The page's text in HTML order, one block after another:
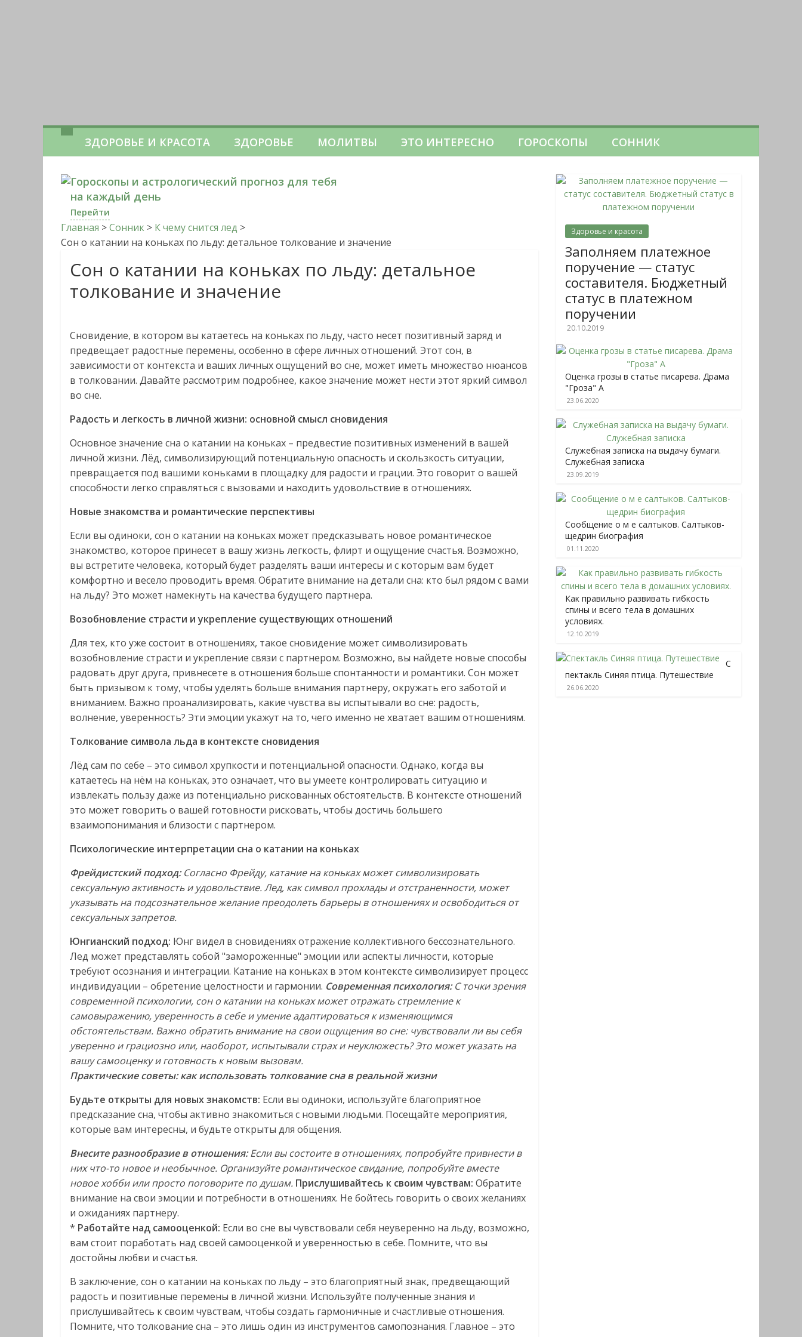
ЗДОРОВЬЕ И КРАСОТА ЗДОРОВЬЕ МОЛИТВЫ ЭТО ИНТЕРЕСНО ГОРОСКОПЫ СОННИК
Гороскопы и астрологический прогноз для тебя
на каждый день
Перейти
Главная >Сонник > К чему снится лед >
Сон о катании на коньках по льду: детальное толкование и значение
Сон о катании на коньках по льду: детальное
толкование и значение
Сновидение, в котором вы катаетесь на коньках по льду, часто несет позитивный заряд и
предвещает радостные перемены, особенно в сфере личных отношений. Этот сон, в
зависимости от контекста и ваших личных ощущений во сне, может иметь множество нюансов
в толковании. Давайте рассмотрим подробнее, какое значение может нести этот яркий символ
во сне.
Радость и легкость в личной жизни: основной смысл сновидения
Основное значение сна о катании на коньках – предвестие позитивных изменений в вашей
личной жизни. Лёд, символизирующий потенциальную опасность и скользкость ситуации,
превращается под вашими коньками в площадку для радости и грации. Это говорит о вашей
способности легко справляться с вызовами и находить удовольствие в отношениях.
Новые знакомства и романтические перспективы
Если вы одиноки, сон о катании на коньках может предсказывать новое романтическое
знакомство, которое принесет в вашу жизнь легкость, флирт и ощущение счастья. Возможно,
вы встретите человека, который будет разделять ваши интересы и с которым вам будет
комфортно и весело проводить время. Обратите внимание на детали сна: кто был рядом с вами
на льду? Это может намекнуть на качества будущего партнера.
Возобновление страсти и укрепление существующих отношений
Для тех, кто уже состоит в отношениях, такое сновидение может символизировать
возобновление страсти и укрепление связи с партнером. Возможно, вы найдете новые способы
радовать друг друга, привнесете в отношения больше спонтанности и романтики. Сон может
быть призывом к тому, чтобы уделять больше внимания партнеру, окружать его заботой и
вниманием. Важно проанализировать, какие чувства вы испытывали во сне: радость,
волнение, уверенность? Эти эмоции укажут на то, чего именно не хватает вашим отношениям.
Толкование символа льда в контексте сновидения
Лёд сам по себе – это символ хрупкости и потенциальной опасности. Однако, когда вы
катаетесь на нём на коньках, это означает, что вы умеете контролировать ситуацию и
извлекать пользу даже из потенциально рискованных обстоятельств. В контексте отношений
это может говорить о вашей готовности рисковать, чтобы достичь большего
взаимопонимания и близости с партнером.
Психологические интерпретации сна о катании на коньках
Фрейдистский подход:Согласно Фрейду, катание на коньках может символизировать
сексуальную активность и удовольствие. Лед, как символ прохлады и отстраненности, может
указывать на подсознательное желание преодолеть барьеры в отношениях и освободиться от
сексуальных запретов.
Юнгианский подход: Юнг видел в сновидениях отражение коллективного бессознательного.
Лед может представлять собой "замороженные" эмоции или аспекты личности, которые
требуют осознания и интеграции. Катание на коньках в этом контексте символизирует процесс
индивидуации – обретение целостности и гармонии. Современная психология:С точки зрения
современной психологии, сон о катании на коньках может отражать стремление к
самовыражению, уверенность в себе и умение адаптироваться к изменяющимся
обстоятельствам. Важно обратить внимание на свои ощущения во сне: чувствовали ли вы себя
уверенно и грациозно или, наоборот, испытывали страх и неуклюжесть? Это может указать на
вашу самооценку и готовность к новым вызовам.
Практические советы: как использовать толкование сна в реальной жизни
Будьте открыты для новых знакомств: Если вы одиноки, используйте благоприятное
предсказание сна, чтобы активно знакомиться с новыми людьми. Посещайте мероприятия,
которые вам интересны, и будьте открыты для общения.
Внесите разнообразие в отношения:Если вы состоите в отношениях, попробуйте привнести в
них что-то новое и необычное. Организуйте романтическое свидание, попробуйте вместе
новое хобби или просто поговорите по душам. Прислушивайтесь к своим чувствам: Обратите
внимание на свои эмоции и потребности в отношениях. Не бойтесь говорить о своих желаниях
и ожиданиях партнеру.
* Работайте над самооценкой: Если во сне вы чувствовали себя неуверенно на льду, возможно,
вам стоит поработать над своей самооценкой и уверенностью в себе. Помните, что вы
достойны любви и счастья.
В заключение, сон о катании на коньках по льду – это благоприятный знак, предвещающий
радость и позитивные перемены в личной жизни. Используйте полученные знания и
прислушивайтесь к своим чувствам, чтобы создать гармоничные и счастливые отношения.
Помните, что толкование сна – это лишь один из инструментов самопознания. Главное – это
Здоровье и красота
Заполняем платежное
поручение — статус
составителя. Бюджетный
статус в платежном
поручении
20.10.2019
Оценка грозы в статье писарева. Драма
"Гроза" А
23.06.2020
Служебная записка на выдачу бумаги.
Служебная записка
23.09.2019
Сообщение о м е салтыков. Салтыков-
щедрин биография
01.11.2020
Как правильно развивать гибкость
спины и всего тела в домашних
условиях.
12.10.2019
С
пектакль Синяя птица. Путешествие
26.06.2020